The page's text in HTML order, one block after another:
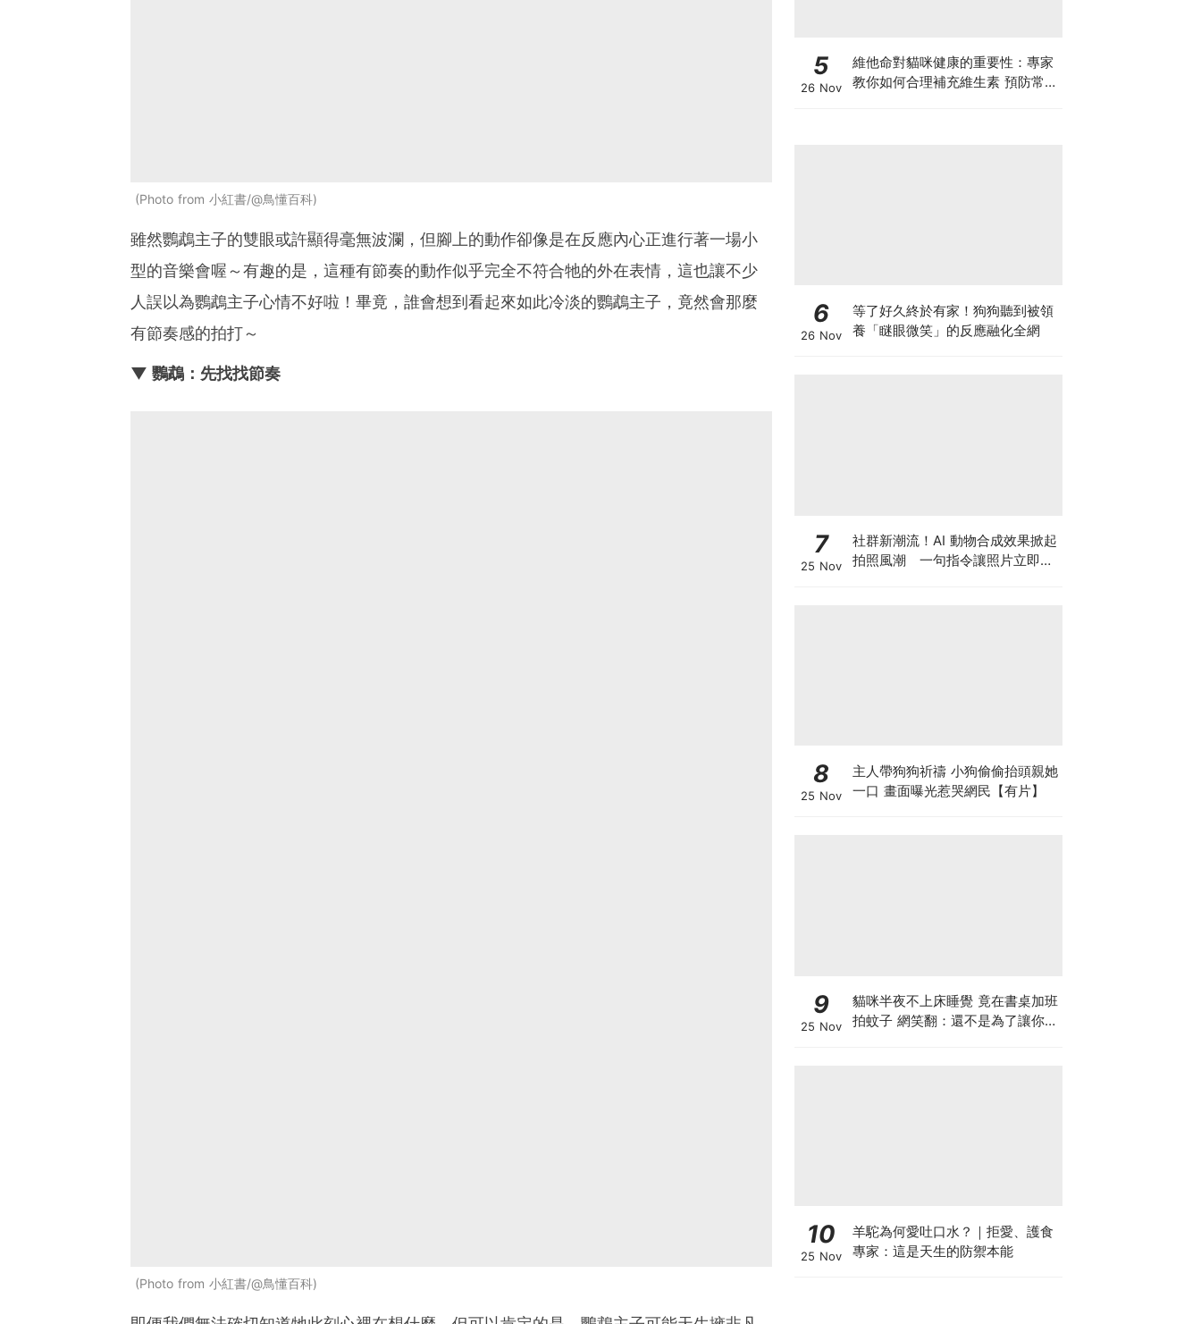
Photo from 小紅書/@鳥懂百科
雖然鸚鵡主子的雙眼或許顯得毫無波瀾，但腳上的動作卻像是在反應內心正進行著一場小
型的音樂會喔～有趣的是，這種有節奏的動作似乎完全不符合牠的外在表情，這也讓不少
人誤以為鸚鵡主子心情不好啦！畢竟，誰會想到看起來如此冷淡的鸚鵡主子，竟然會那麼
有節奏感的拍打～
▼ 鸚鵡：先找找節奏
Photo from 小紅書/@鳥懂百科
5
26 Nov
維他命對貓咪健康的重要性：專家
教你如何合理補充維生素 預防常見
6
26 Nov
等了好久終於有家！狗狗聽到被領
養「瞇眼微笑」的反應融化全網
7
25 Nov
社群新潮流！AI 動物合成效果掀起
拍照風潮 一句指令讓照片立即升
8
25 Nov
主人帶狗狗祈禱 小狗偷偷抬頭親她
一口 畫面曝光惹哭網民【有片】
9
25 Nov
貓咪半夜不上床睡覺 竟在書桌加班
拍蚊子 網笑翻：還不是為了讓你睡
10
25 Nov
羊駝為何愛吐口水？｜拒愛、護食
專家：這是天生的防禦本能